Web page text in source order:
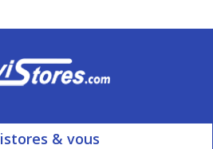
& vous